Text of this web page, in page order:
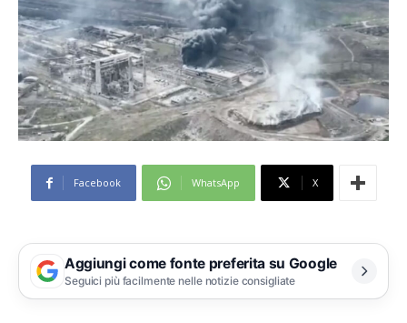
Facebook WhatsApp X
Aggiungi come fonte preferita su Google
Seguici più facilmente nelle notizie consigliate